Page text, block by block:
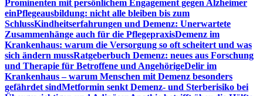
Prominenten mit persönlichem Engagement gegen Alzheimer
einPflegeausbildung: nicht alle bleiben bis zum
SchlussKindheitserfahrungen und Demenz: Unerwartete
Zusammenhänge auch für die PflegepraxisDemenz im
Krankenhaus: warum die Versorgung so oft scheitert und was
sich ändern mussRatgeberbuch Demenz: neues aus Forschung
und Therapie für Betroffene und AngehörigeDelir im
Krankenhaus – warum Menschen mit Demenz besonders
gefährdet sindMetformin senkt Demenz- und Sterberisiko bei